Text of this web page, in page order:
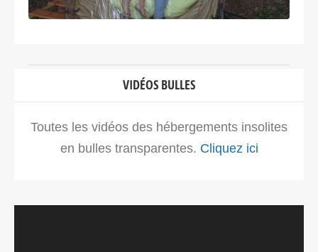
VIDÉOS BULLES
Toutes les vidéos des hébergements insolites
en bulles transparentes. Cliquez ici